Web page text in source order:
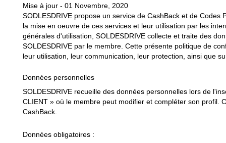
Mise à jour - 01 Novembre, 2020
SODLESDRIVE propose un service de CashBack et de
la mise en oeuvre de ces services et leur utilisation par les
générales d'utilisation, SOLDESDRIVE collecte et traite des
SOLDESDRIVE par le membre. Cette présente politique de
leur utilisation, leur communication, leur protection, ainsi que
Données personnelles
SOLDESDRIVE recueille des données personnelles lors de
CLIENT » où le membre peut modifier et compléter son profil.
CashBack.
Données obligatoires :